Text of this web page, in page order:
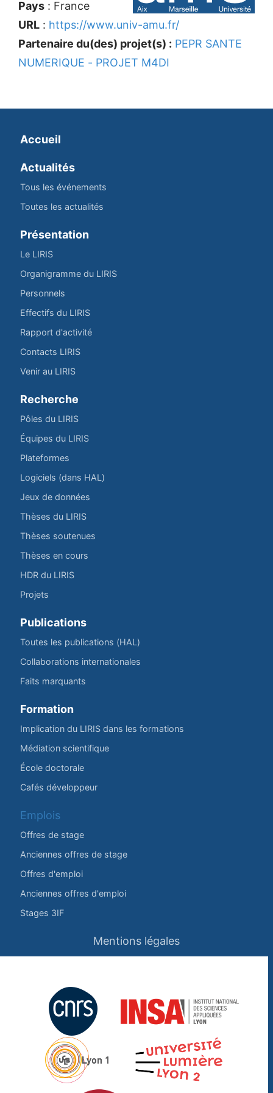
Pays : France
URL : https://www.univ-amu.fr/
Partenaire du(des) projet(s) : PEPR SANTE
NUMERIQUE - PROJET M4DI
Accueil
Actualités
Tous les événements
Toutes les actualités
Présentation
Le LIRIS
Organigramme du LIRIS
Personnels
Effectifs du LIRIS
Rapport d'activité
Contacts LIRIS
Venir au LIRIS
Recherche
Pôles du LIRIS
Équipes du LIRIS
Plateformes
Logiciels (dans HAL)
Jeux de données
Thèses du LIRIS
Thèses soutenues
Thèses en cours
HDR du LIRIS
Projets
Publications
Toutes les publications (HAL)
Collaborations internationales
Faits marquants
Formation
Implication du LIRIS dans les formations
Médiation scientifique
École doctorale
Cafés développeur
Emplois
Offres de stage
Anciennes offres de stage
Offres d'emploi
Anciennes offres d'emploi
Stages 3IF
Mentions légales